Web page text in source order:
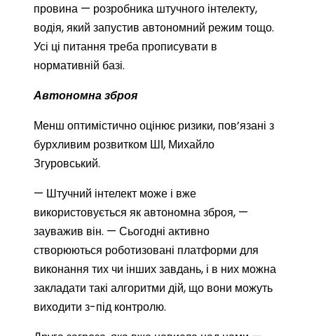
провина — розробника штучного інтелекту,
водія, який запустив автономний режим тощо.
Усі ці питання треба прописувати в
нормативній базі.
Автономна зброя
Менш оптимістично оцінює ризики, пов’язані з
бурхливим розвитком ШІ, Михайло
Згуровський.
— Штучний інтелект може і вже
використовується як автономна зброя, —
зауважив він. — Сьогодні активно
створюються роботизовані платформи для
виконання тих чи інших завдань, і в них можна
закладати такі алгоритми дій, що вони можуть
виходити з-під контролю.